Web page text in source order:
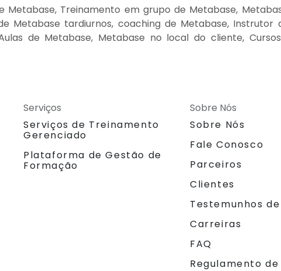
Treinamento em grupo de Metabase,
Metabase tardiurnos, coaching de Metabase, Instrutor
de Metabase, Metabase no local do cliente,
Serviços
Serviços de Treinamento
Gerenciado
Plataforma de Gestão de
Formação
Sobre Nós
Sobre Nós
Fale Conosco
Parceiros
Clientes
Testemunhos
Carreiras
FAQ
Regulamento